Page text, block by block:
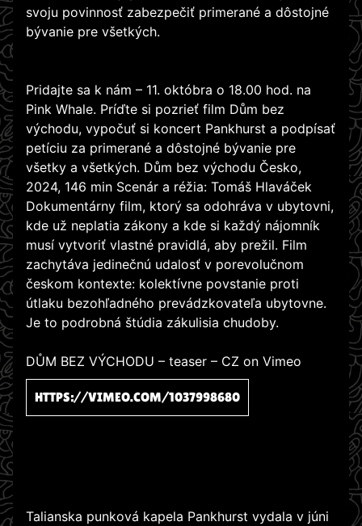
svoju povinnosť zabezpečiť primerané a dôstojné
bývanie pre všetkých.
Pridajte sa k nám – 11. októbra o 18.00 hod. na
Pink Whale. Príďte si pozrieť film Dům bez
východu, vypočuť si koncert Pankhurst a podpísať
petíciu za primerané a dôstojné bývanie pre
všetky a všetkých. Dům bez východu Česko,
2024, 146 min Scenár a réžia: Tomáš Hlaváček
Dokumentárny film, ktorý sa odohráva v ubytovni,
kde už neplatia zákony a kde si každý nájomník
musí vytvoriť vlastné pravidlá, aby prežil. Film
zachytáva jedinečnú udalosť v porevolučnom
českom kontexte: kolektívne povstanie proti
útlaku bezohľadného prevádzkovateľa ubytovne.
Je to podrobná štúdia zákulisia chudoby.
DŮM BEZ VÝCHODU – teaser – CZ on Vimeo
HTTPS://VIMEO.COM/1037998680
Talianska punková kapela Pankhurst vydala v júni